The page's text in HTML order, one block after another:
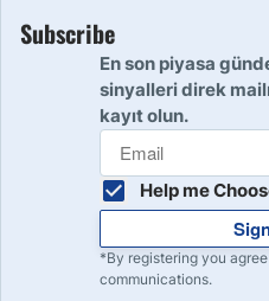
10
Subscribe
En son piyasa
sinyalleri direk
kayıt olun.
Help me
*By registering you
communications.